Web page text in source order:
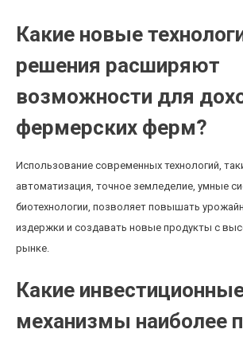
Какие новые
решения расширяют
возможности для
фермерских ферм?
Использование современных технологий,
автоматизация, точное земледелие, умные
биотехнологии, позволяет повышать
издержки и создавать новые продукты с
рынке.
Какие
механизмы наиболее